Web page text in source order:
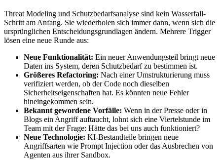
Threat Modeling und Schutzbedarfsanalyse sind kein Wasserfall-
Schritt am Anfang. Sie wiederholen sich immer dann, wenn sich die
ursprünglichen Entscheidungsgrundlagen ändern. Mehrere Trigger
lösen eine neue Runde aus:
Neue Funktionalität: Ein neuer Anwendungsteil bringt neue
Daten ins System, deren Schutzbedarf zu bestimmen ist.
Größeres Refactoring: Nach einer Umstrukturierung muss
verifiziert werden, ob der Code noch dieselben
Sicherheitseigenschaften hat. Es könnten neue Fehler
hineingekommen sein.
Bekannt gewordene Vorfälle: Wenn in der Presse oder in
Blogs ein Angriff auftaucht, lohnt sich eine Viertelstunde im
Team mit der Frage: Hätte das bei uns auch funktioniert?
Neue Technologie: KI-Bestandteile bringen neue
Angriffsarten wie Prompt Injection oder das Ausbrechen von
Agenten aus ihrer Sandbox.